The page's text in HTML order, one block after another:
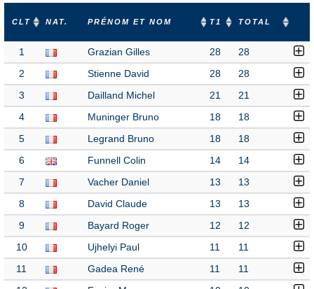
CLT NAT. PRÉNOM ET NOM T1 TOTAL
1 Grazian Gilles 28 28
2 Stienne David 28 28
3 Dailland Michel 21 21
4 Muninger Bruno 18 18
5 Legrand Bruno 18 18
6 Funnell Colin 14 14
7 Vacher Daniel 13 13
8 David Claude 13 13
9 Bayard Roger 12 12
10 Ujhelyi Paul 11 11
11 Gadea René 11 11